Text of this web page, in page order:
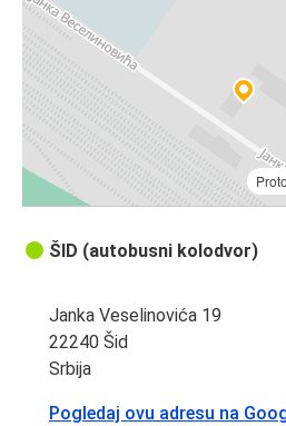
ŠID (autobusni kolodvor)
Janka Veselinovića 19
22240 Šid
Srbija
Pogledaj ovu adresu na